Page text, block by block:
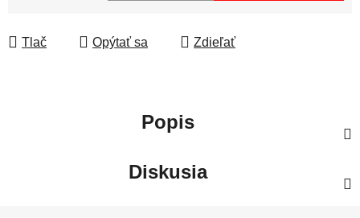
Tlač Opýtať sa Zdieľať
Popis
Diskusia